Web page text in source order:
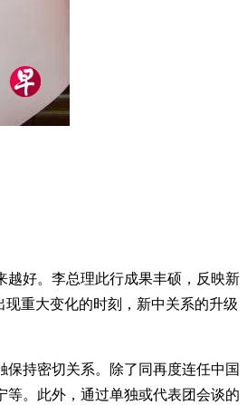
越好。李总理此行成果丰硕，反映新
重大变化的时刻，新中关系的升级
持密切关系。除了同再度连任中国
。此外，通过单独或代表团会谈的